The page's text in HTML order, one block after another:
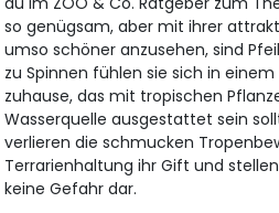
so genügsam, aber mit ihrer
umso schöner anzusehen, sind
zu Spinnen fühlen sie sich in
zuhause, das mit tropischen
Wasserquelle ausgestattet sein
verlieren die schmucken
Terrarienhaltung ihr Gift und
keine Gefahr dar.